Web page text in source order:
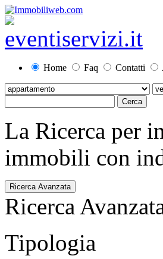
Home Faq Contatti
La Ricerca per
immobili con
Ricerca Avanzata
Ricerca
Tipologia